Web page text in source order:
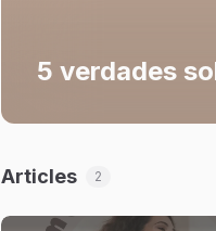
5 verdades
Articles 2